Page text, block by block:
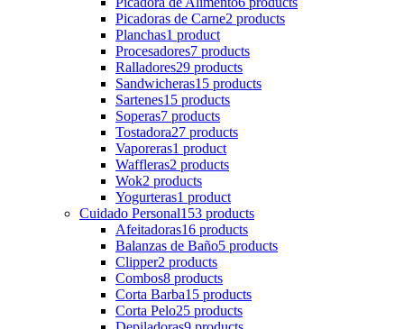
Picadoras de Carne2 products
Planchas1 product
Procesadores7 products
Ralladores29 products
Sandwicheras15 products
Sartenes15 products
Soperas7 products
Tostadora27 products
Vaporeras1 product
Waffleras2 products
Wok2 products
Yogurteras1 product
Cuidado Personal153 products
Afeitadoras16 products
Balanzas de Baño5 products
Clipper2 products
Combos8 products
Corta Barba15 products
Corta Pelo25 products